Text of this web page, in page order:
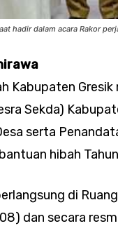
hadir dalam acara Rakor
Kabupaten
Sekda)
serta
hibah
di
dan secara